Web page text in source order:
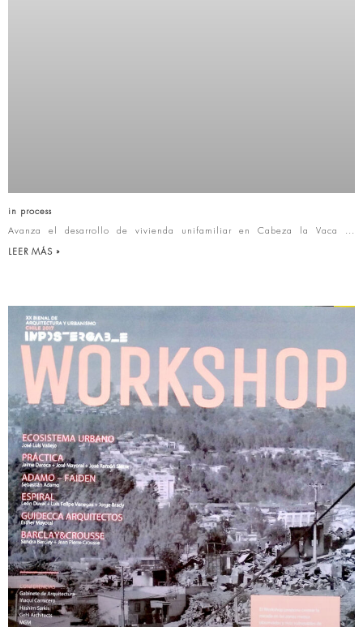
in process
Avanza el desarrollo de vivienda unifamiliar en Cabeza la Vaca
LEER MÁS »